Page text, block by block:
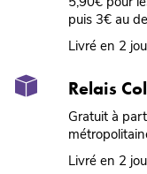
puis 3€ au
Livré en 2
Relais
Gratuit à
Livré en 2